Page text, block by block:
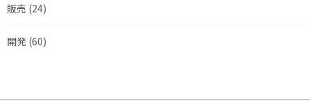
販売 (24)
開発 (60)